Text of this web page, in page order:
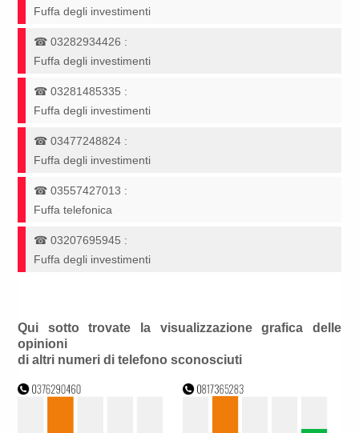
Fuffa degli investimenti
☎03282934426 :
Fuffa degli investimenti
☎03281485335 :
Fuffa degli investimenti
☎03477248824 :
Fuffa degli investimenti
☎03557427013 :
Fuffa telefonica
☎03207695945 :
Fuffa degli investimenti
Qui sotto trovate la visualizzazione grafica delle
opinioni
di altri numeri di telefono sconosciuti